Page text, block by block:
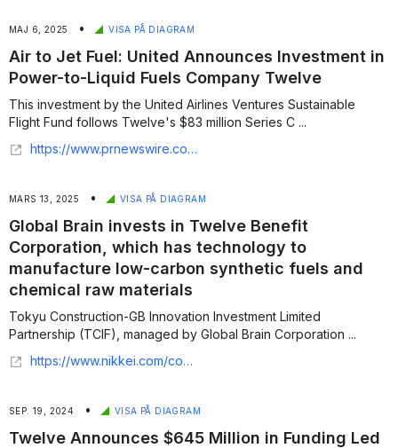
MAJ 6, 2025 • VISA PÅ DIAGRAM
Air to Jet Fuel: United Announces Investment in
Power-to-Liquid Fuels Company Twelve
This investment by the United Airlines Ventures Sustainable
Flight Fund follows Twelve's $83 million Series C ...
https://www.prnewswire.com/news-releases/air-to-jet-fuel-united-announces-investment-in-power-to-liquid-fuels-company-twelve-302446496.html
MARS 13, 2025 • VISA PÅ DIAGRAM
Global Brain invests in Twelve Benefit
Corporation, which has technology to
manufacture low-carbon synthetic fuels and
chemical raw materials
Tokyu Construction-GB Innovation Investment Limited
Partnership (TCIF), managed by Global Brain Corporation ...
https://www.nikkei.com/compass/content/PRTKDB000000475_000047342/preview
SEP. 19, 2024 • VISA PÅ DIAGRAM
Twelve Announces $645 Million in Funding Led